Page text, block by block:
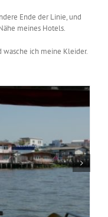
Ende der Linie, und
meines Hotels.
wasche ich meine Kleider.